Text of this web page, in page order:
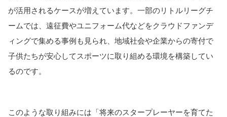
が活用されるケースが増えています。一部のリトルリーグチ
ームでは、遠征費やユニフォーム代などをクラウドファンデ
ィングで集める事例も見られ、地域社会や企業からの寄付で
子供たちが安心してスポーツに取り組める環境を構築してい
るのです。
このような取り組みには「将来のスタープレーヤーを育てた